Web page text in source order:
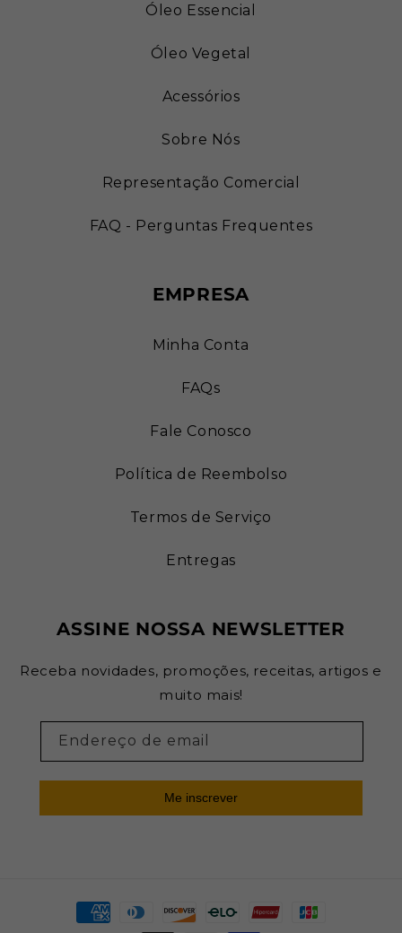
Óleo Essencial
Óleo Vegetal
Acessórios
Sobre Nós
Representação Comercial
FAQ - Perguntas Frequentes
EMPRESA
Minha Conta
FAQs
Fale Conosco
Política de Reembolso
Termos de Serviço
Entregas
ASSINE NOSSA NEWSLETTER
Receba novidades, promoções, receitas, artigos e
muito mais!
Endereço de email
Me inscrever
Formas